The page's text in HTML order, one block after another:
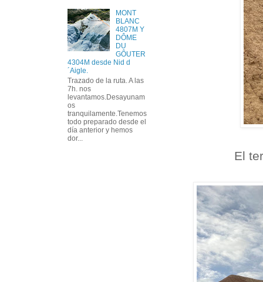
El
MONT
BLANC
4807M Y
DÔME
DU
GÔUTER
4304M desde Nid d
´Aigle.
Trazado de la ruta. A las
7h. nos
levantamos.Desayunam
os
tranquilamente.Tenemos
todo preparado desde el
día anterior y hemos
dor...